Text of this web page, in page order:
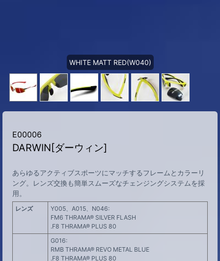
WHITE MATT RED(W040)
E00006
DARWIN[ダーウィン]
あらゆるアクティブスポーツにマッチするフレームとカラーリ
ング。レンズ交換も簡単スムーズなチェンジングシステムを採
用。
レンズ
Y005、A015、N046:
FM6 THRAMA® SILVER FLASH
.F8 THRAMA® PLUS 80
G016:
RMB THRAMA® REVO METAL BLUE
.F8 THRAMA® PLUS 80